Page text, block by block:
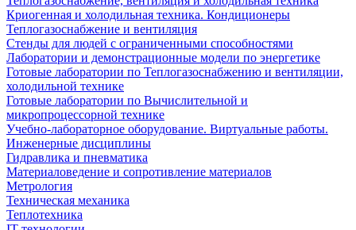
Криогенная и холодильная техника. Кондиционеры
Теплогазоснабжение и вентиляция
Стенды для людей с ограниченными способностями
Лаборатории и демонстрационные модели по энергетике
Готовые лаборатории по Теплогазоснабжению и вентиляции,
холодильной технике
Готовые лаборатории по Вычислительной и
микропроцессорной технике
Учебно-лабораторное оборудование. Виртуальные работы.
Инженерные дисциплины
Гидравлика и пневматика
Материаловедение и сопротивление материалов
Метрология
Техническая механика
Теплотехника